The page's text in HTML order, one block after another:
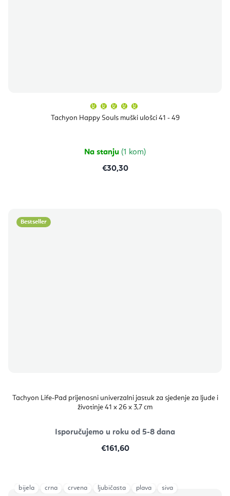
Tachyon Happy Souls muški ulošci 41 - 49
proizvoda
je
zvjezdica.
Na stanju (1 kom)
€30,30
Bestseller
Tachyon Life-Pad prijenosni univerzalni jastuk za sjedenje za ljude i
životinje 41 x 26 x 3,7 cm
Isporučujemo u roku od 5-8 dana
€161,60
bijela crna crvena ljubičasta plava siva